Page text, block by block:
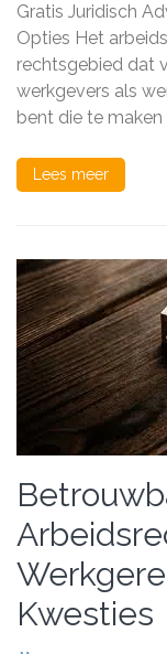
Gratis Juridisch
Opties Het
rechtsgebied dat
werkgevers als
bent die te
Lees meer
Kwesties